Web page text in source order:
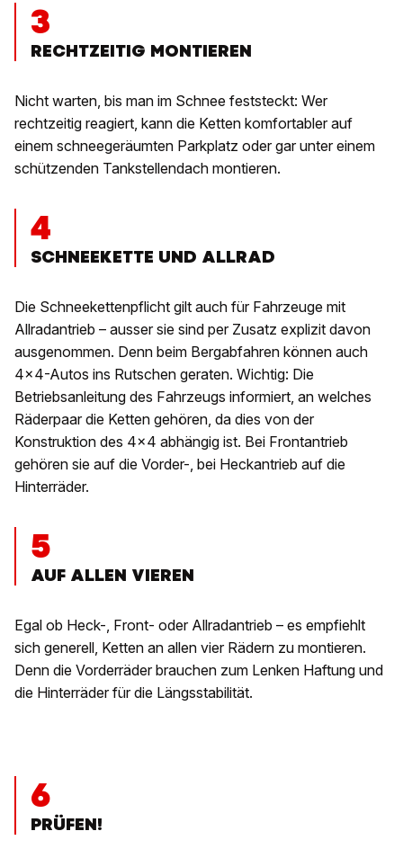
3
RECHTZEITIG MONTIEREN
Nicht warten, bis man im Schnee feststeckt: Wer
rechtzeitig reagiert, kann die Ketten komfortabler auf
einem schneegeräumten Parkplatz oder gar unter einem
schützenden Tankstellendach montieren.
4
SCHNEEKETTE UND ALLRAD
Die Schneekettenpflicht gilt auch für Fahrzeuge mit
Allradantrieb – ausser sie sind per Zusatz explizit davon
ausgenommen. Denn beim Bergabfahren können auch
4x4-Autos ins Rutschen geraten. Wichtig: Die
Betriebsanleitung des Fahrzeugs informiert, an welches
Räderpaar die Ketten gehören, da dies von der
Konstruktion des 4x4 abhängig ist. Bei Frontantrieb
gehören sie auf die Vorder-, bei Heckantrieb auf die
Hinterräder.
5
AUF ALLEN VIEREN
Egal ob Heck-, Front- oder Allradantrieb – es empfiehlt
sich generell, Ketten an allen vier Rädern zu montieren.
Denn die Vorderräder brauchen zum Lenken Haftung und
die Hinterräder für die Längsstabilität.
6
PRÜFEN!